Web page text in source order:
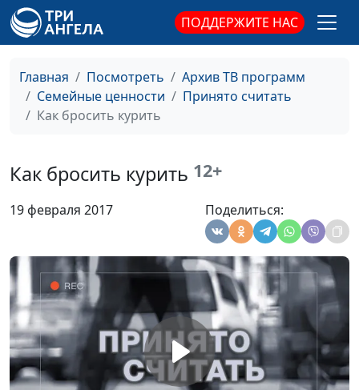
ПОДДЕРЖИТЕ НАС
Главная Посмотреть
Архив ТВ программ
Семейные ценности
Принято считать
Как бросить курить
Как бросить курить 12+
19 февраля 2017 Поделиться:
Алкоголь: пить или не
Юлия Синицына,
представитель
общероссийской
#463
Влияние алкоголя
Юлия Синицына,
представитель
общероссийской
общественной
организации «Лига
здоровья нации»
Бросаем курить:
«можно» и «нельзя»
Юлия Синицына,
Сергей Смирнов,
представитель
общероссийской
#461